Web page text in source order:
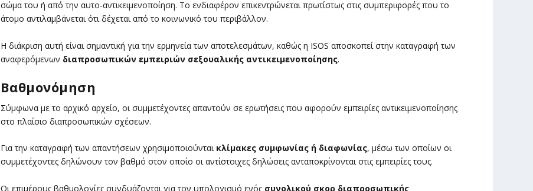
σώμα του ή από την αυτο-αντικειμενοποίηση. Το ενδιαφέρον επικεντρώνεται πρωτίστως στις συμπεριφορές που το
άτομο αντιλαμβάνεται ότι δέχεται από το κοινωνικό του περιβάλλον.
Η διάκριση αυτή είναι σημαντική για την ερμηνεία των αποτελεσμάτων, καθώς η ISOS αποσκοπεί στην καταγραφή των
αναφερόμενων διαπροσωπικών εμπειριών σεξουαλικής αντικειμενοποίησης.
Βαθμονόμηση
Σύμφωνα με το αρχικό αρχείο, οι συμμετέχοντες απαντούν σε ερωτήσεις που αφορούν εμπειρίες αντικειμενοποίησης
στο πλαίσιο διαπροσωπικών σχέσεων.
Για την καταγραφή των απαντήσεων χρησιμοποιούνται κλίμακες συμφωνίας ή διαφωνίας, μέσω των οποίων οι
συμμετέχοντες δηλώνουν τον βαθμό στον οποίο οι αντίστοιχες δηλώσεις ανταποκρίνονται στις εμπειρίες τους.
Οι επιμέρους βαθμολογίες συνδυάζονται για τον υπολογισμό ενός συνολικού σκορ διαπροσωπικής